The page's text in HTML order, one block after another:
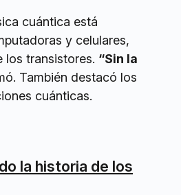
cuántica está
y celulares,
los transistores. “Sin la
También destacó los
cuánticas.
la historia de los